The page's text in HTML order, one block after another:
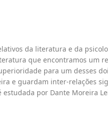
da literatura e da
que encontramos um
para um desses
e guardam inter-relações
por Dante Moreira